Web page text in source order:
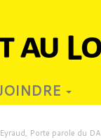
Porte parole du